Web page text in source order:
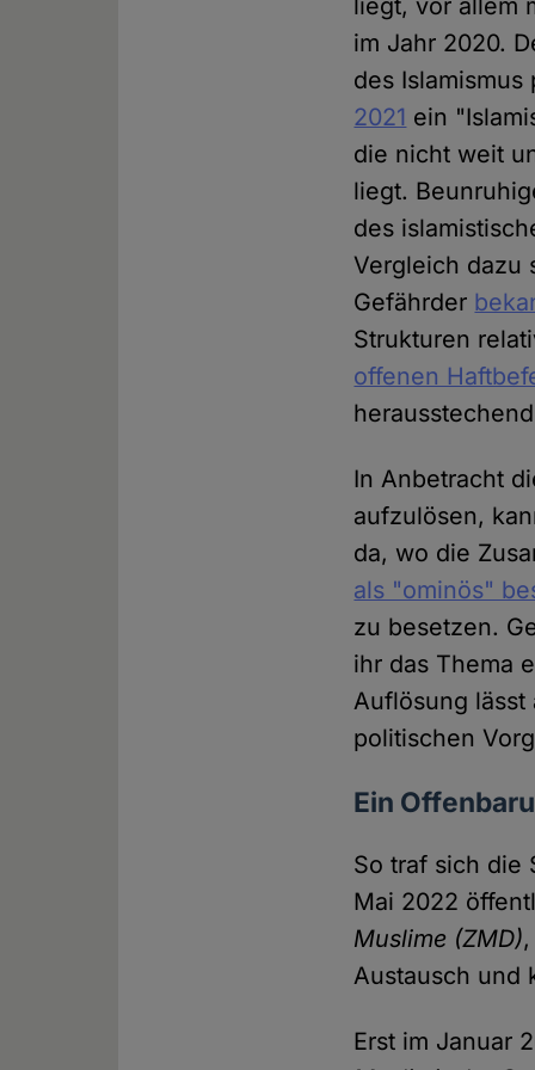
liegt, vor allem
im Jahr 2020.
des
2021 ein
die nicht weit
liegt.
des
Vergleich dazu
Gefährder
Strukturen
offenen
In Anbetracht
aufzulösen,
da, wo die
als "ominös"
zu besetzen.
ihr das Thema
Auflösung lässt
politischen
Ein
So traf sich die
Mai 2022
Muslime (ZMD)
Austausch und
Erst im Januar